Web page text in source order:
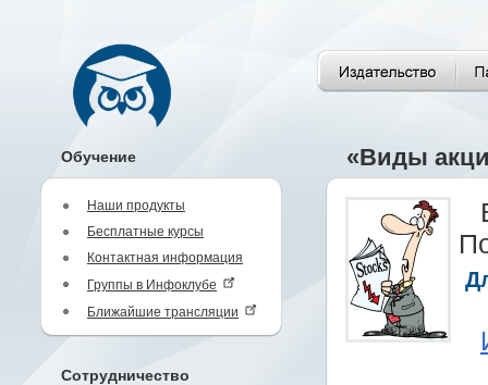
Обучение
Наши продукты
Бесплатные курсы
Контактная информация
Группы в Инфоклубе
Ближайшие трансляции
Сотрудничество
«Виды